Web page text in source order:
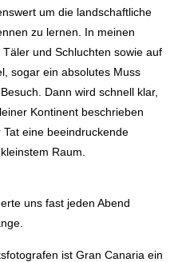
um die landschaftliche
zu lernen. In meinen
und Schluchten sowie auf
sogar ein absolutes Muss
Dann wird schnell klar,
Kontinent beschrieben
eine beeindruckende
Raum.
uns fast jeden Abend
ist Gran Canaria ein